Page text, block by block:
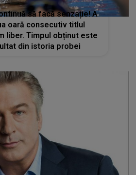
să facă senzație! A
oară consecutiv titlul
liber. Timpul obținut este
din istoria probei